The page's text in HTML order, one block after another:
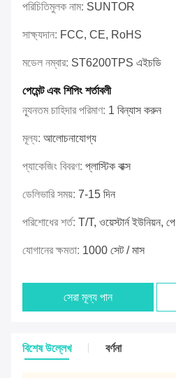
পরিচিতিমুলক নাম: SUNTOR
সাক্ষ্যদান: FCC, CE, RoHS
মডেল নম্বার: ST6200TPS এইচডি
পেমেন্ট এবং শিপিং শর্তাবলী
ন্যূনতম চাহিদার পরিমাণ: 1 বিন্যাস করুন
মূল্য: আলোচনাযোগ্য
প্যাকেজিং বিবরণ: প্লাস্টিক বাক্স
ডেলিভারি সময়: 7-15 দিন
পরিশোধের শর্ত: T/T, ওয়েস্টার্ন ইউনিয়ন, পে
যোগানের ক্ষমতা: 1000 সেট / মাস
সেরা মূল্য পান
বিশেষ উল্লেখ বর্ণনা